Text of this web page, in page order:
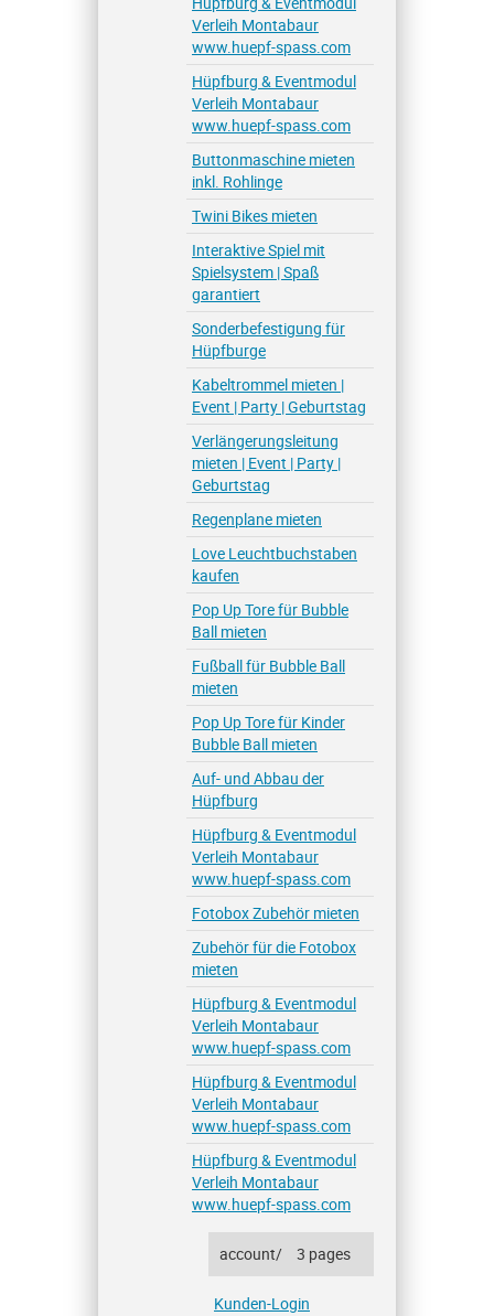
Verleih Montabaur
www.huepf-spass.com
Hüpfburg & Eventmodul
Verleih Montabaur
www.huepf-spass.com
Buttonmaschine mieten
inkl. Rohlinge
Twini Bikes mieten
Interaktive Spiel mit
Spielsystem | Spaß
garantiert
Sonderbefestigung für
Hüpfburge
Kabeltrommel mieten |
Event | Party | Geburtstag
Verlängerungsleitung
mieten | Event | Party |
Geburtstag
Regenplane mieten
Love Leuchtbuchstaben
kaufen
Pop Up Tore für Bubble
Ball mieten
Fußball für Bubble Ball
mieten
Pop Up Tore für Kinder
Bubble Ball mieten
Auf- und Abbau der
Hüpfburg
Hüpfburg & Eventmodul
Verleih Montabaur
www.huepf-spass.com
Fotobox Zubehör mieten
Zubehör für die Fotobox
mieten
Hüpfburg & Eventmodul
Verleih Montabaur
www.huepf-spass.com
Hüpfburg & Eventmodul
Verleih Montabaur
www.huepf-spass.com
Hüpfburg & Eventmodul
Verleih Montabaur
www.huepf-spass.com
account/ 3 pages
Kunden-Login